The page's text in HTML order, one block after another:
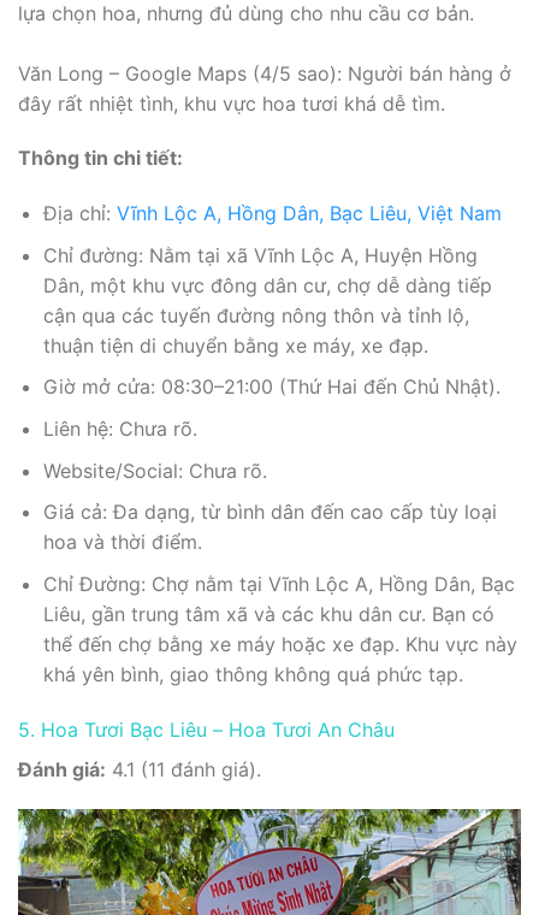
lựa chọn hoa, nhưng đủ dùng cho nhu cầu cơ bản.
Văn Long – Google Maps (4/5 sao): Người bán hàng ở
đây rất nhiệt tình, khu vực hoa tươi khá dễ tìm.
Thông tin chi tiết:
Địa chỉ: Vĩnh Lộc A, Hồng Dân, Bạc Liêu, Việt Nam
Chỉ đường: Nằm tại xã Vĩnh Lộc A, Huyện Hồng
Dân, một khu vực đông dân cư, chợ dễ dàng tiếp
cận qua các tuyến đường nông thôn và tỉnh lộ,
thuận tiện di chuyển bằng xe máy, xe đạp.
Giờ mở cửa: 08:30–21:00 (Thứ Hai đến Chủ Nhật).
Liên hệ: Chưa rõ.
Website/Social: Chưa rõ.
Giá cả: Đa dạng, từ bình dân đến cao cấp tùy loại
hoa và thời điểm.
Chỉ Đường: Chợ nằm tại Vĩnh Lộc A, Hồng Dân, Bạc
Liêu, gần trung tâm xã và các khu dân cư. Bạn có
thể đến chợ bằng xe máy hoặc xe đạp. Khu vực này
khá yên bình, giao thông không quá phức tạp.
5. Hoa Tươi Bạc Liêu – Hoa Tươi An Châu
Đánh giá: 4.1 (11 đánh giá).